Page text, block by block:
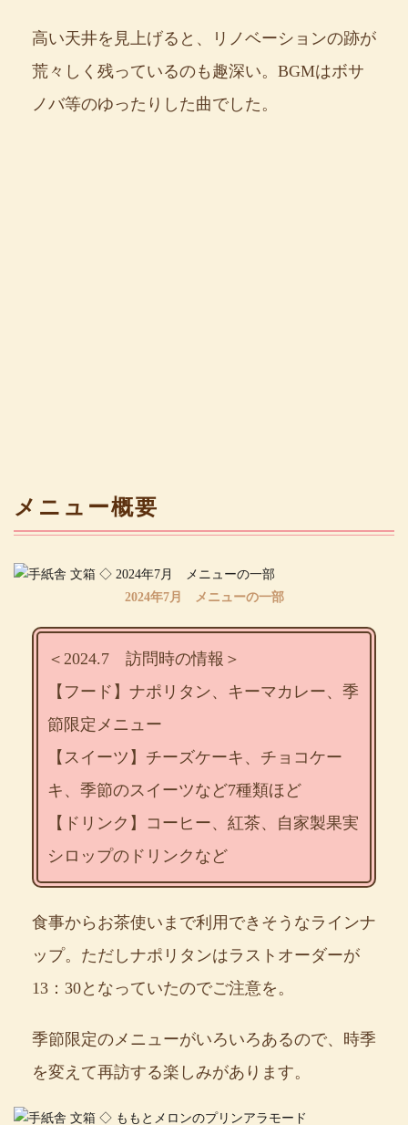
高い天井を見上げると、リノベーションの跡が
荒々しく残っているのも趣深い。BGMはボサ
ノバ等のゆったりした曲でした。
メニュー概要
2024年7月 メニューの一部
＜2024.7 訪問時の情報＞
【フード】ナポリタン、キーマカレー、季
節限定メニュー
【スイーツ】チーズケーキ、チョコケー
キ、季節のスイーツなど7種類ほど
【ドリンク】コーヒー、紅茶、自家製果実
シロップのドリンクなど
食事からお茶使いまで利用できそうなラインナ
ップ。ただしナポリタンはラストオーダーが
13：30となっていたのでご注意を。
季節限定のメニューがいろいろあるので、時季
を変えて再訪する楽しみがあります。